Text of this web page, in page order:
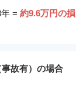
= 約9.6万円の損
故有）の場合